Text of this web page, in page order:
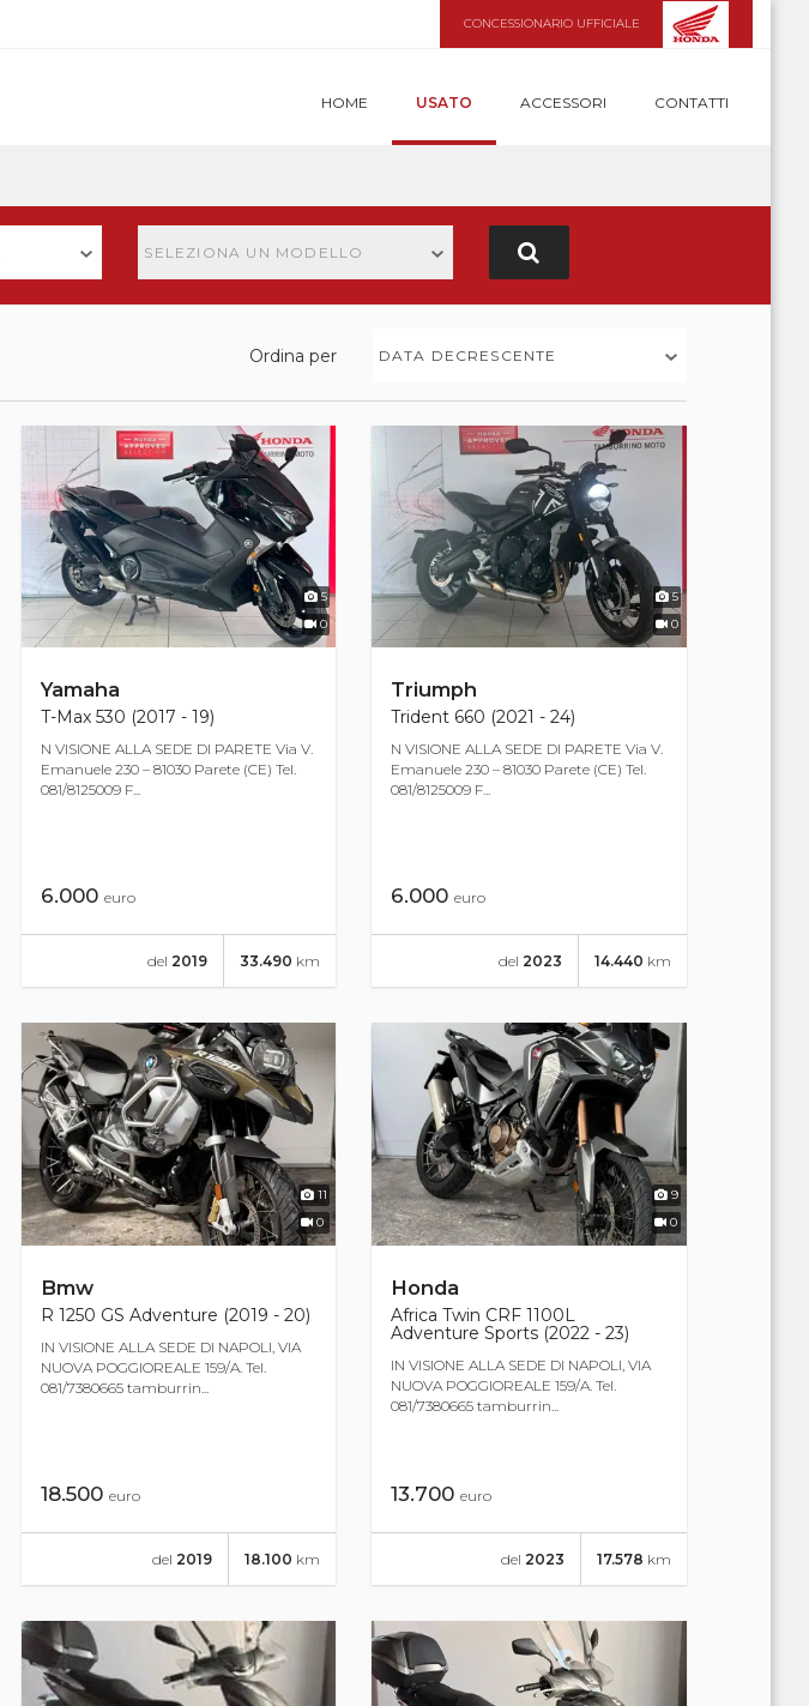
CONCESSIONARIO UFFICIALE
HOME USATO ACCESSORI CONTATTI
SELEZIONA UN MODELLO
Ordina per DATA DECRESCENTE
5
0
Yamaha
T-Max 530 (2017 - 19)
N VISIONE ALLA SEDE DI PARETE Via V.
Emanuele 230 – 81030 Parete (CE) Tel.
081/8125009 F...
6.000 euro
33.490 km
del 2019
5
0
Triumph
Trident 660 (2021 - 24)
N VISIONE ALLA SEDE DI PARETE Via V.
Emanuele 230 – 81030 Parete (CE) Tel.
081/8125009 F...
6.000euro
14.440 km
del 2023
11
0
Bmw
R 1250 GS Adventure (2019 - 20)
IN VISIONE ALLA SEDE DI NAPOLI, VIA
NUOVA POGGIOREALE 159/A. Tel.
081/7380665 tamburrin...
18.500 euro
18.100 km
del 2019
9
0
Honda
Africa Twin CRF 1100L
Adventure Sports (2022 - 23)
IN VISIONE ALLA SEDE DI NAPOLI, VIA
NUOVA POGGIOREALE 159/A. Tel.
081/7380665 tamburrin...
13.700euro
17.578 km
del 2023